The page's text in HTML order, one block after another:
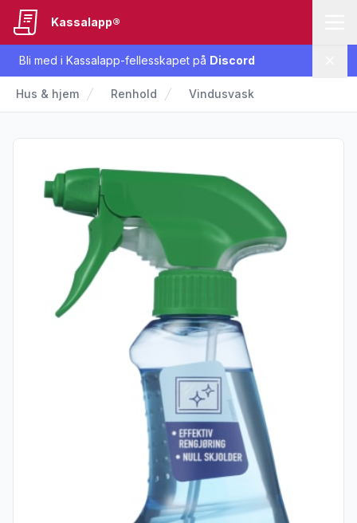
Bli med i Kassalapp-fellesskapet på Discord
Kassalapp®
Hus & hjem Renhold Vindusvask